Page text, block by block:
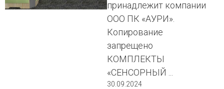
принадлежит компании
ООО ПК «АУРИ».
Копирование
запрещено
КОМПЛЕКТЫ
«СЕНСОРНЫЙ ...
30.09.2024